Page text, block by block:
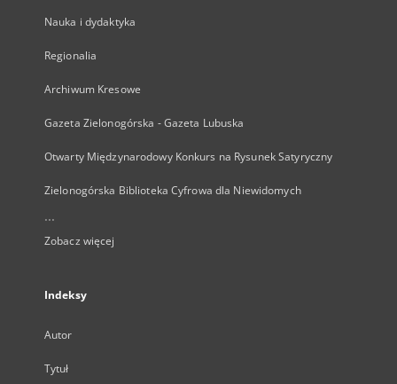
Nauka i dydaktyka
Regionalia
Archiwum Kresowe
Gazeta Zielonogórska - Gazeta Lubuska
Otwarty Międzynarodowy Konkurs na Rysunek Satyryczny
Zielonogórska Biblioteka Cyfrowa dla Niewidomych
...
Zobacz więcej
Indeksy
Autor
Tytuł